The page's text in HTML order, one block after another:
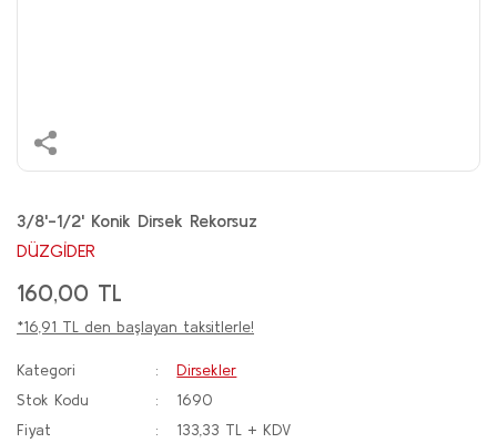
3/8'-1/2' Konik Dirsek Rekorsuz
DÜZGİDER
160,00 TL
*16,91 TL den başlayan taksitlerle!
Kategori
Dirsekler
Stok Kodu
1690
Fiyat
133,33 TL + KDV